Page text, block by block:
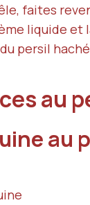
faites
liquide et
persil
au